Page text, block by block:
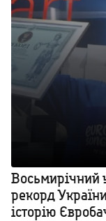
Восьмирічний
рекорд
історію